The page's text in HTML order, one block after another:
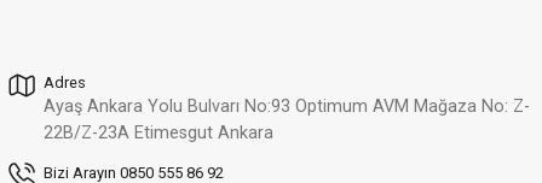
%30
Yeni
Zirkon Taş Detaylı Şık Ve Modern Tasarım Sarı Altın Bilezik
219.902,21 TL
153.931,55 TL
Adres
Ayaş Ankara Yolu Bulvarı No:93 Optimum AVM Mağaza No: Z-
22B/Z-23A Etimesgut Ankara
Bizi Arayın 0850 555 86 92